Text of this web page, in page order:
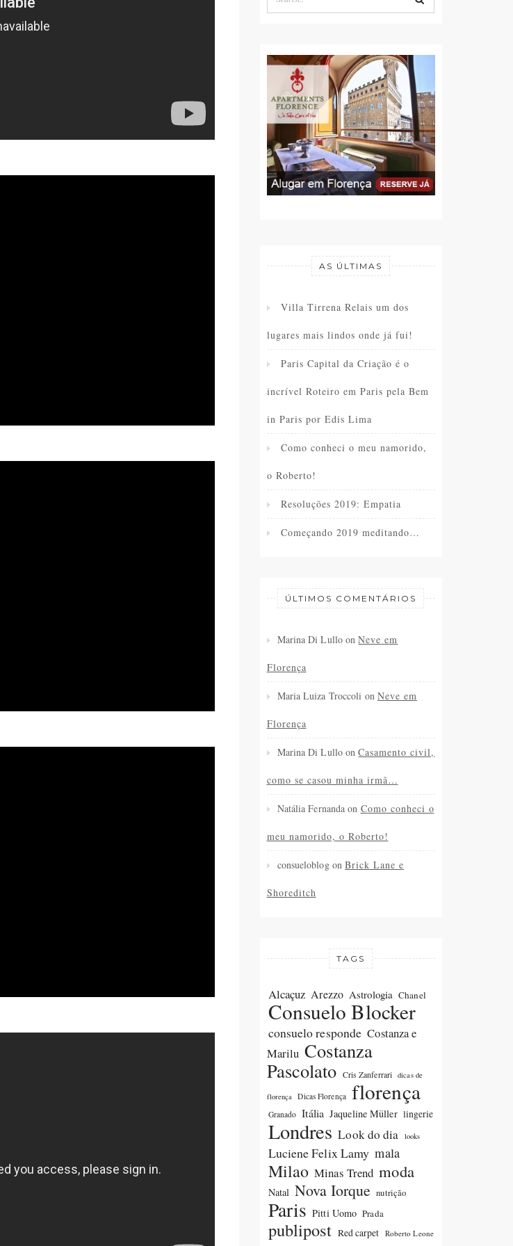
AS ÚLTIMAS
Villa Tirrena Relais um dos
lugares mais lindos onde já fui!
Paris Capital da Criação é o
incrível Roteiro em Paris pela Bem
in Paris por Edis Lima
Como conheci o meu namorido,
o Roberto!
Resoluções 2019: Empatia
Começando 2019 meditando…
ÚLTIMOS COMENTÁRIOS
Marina Di Lullo onNeve em
Florença
Maria Luiza Troccoli on Neve em
Florença
Marina Di Lullo onCasamento civil,
como se casou minha irmã…
Natália Fernanda on Como conheci o
meu namorido, o Roberto!
consueloblogonBrick Lane e
Shoreditch
TAGS
Alcaçuz Arezzo Astrologia Chanel
Consuelo Blocker
consuelo responde Costanza e
Marilu Costanza
Pascolato Cris Zanferrari dicas de
florença Dicas Florença florença
Granado Itália Jaqueline Müller lingerie
Londres Look do dia looks
Luciene Felix Lamy mala
Milao Minas Trend moda
Natal Nova Iorque nutrição
Paris Pitti Uomo Prada
publipost Red carpet Roberto Leone